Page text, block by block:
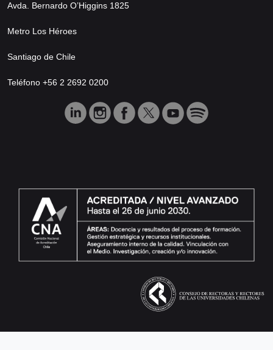
Avda. Bernardo O’Higgins 1825
Metro Los Héroes
Santiago de Chile
Teléfono +56 2 2692 0200